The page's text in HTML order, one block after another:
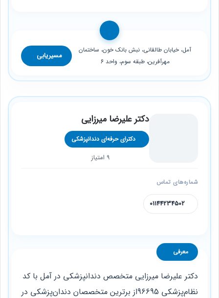
آمل، خیابان طالقانی، نبش بانک خون، ساختمان
مهرآفرین، طبقه سوم، واحد 6
مسیریابی
دکتر علیرضا میرزایی
دکترای حرفه‌ای دندانپزشکی
9 امتیاز
شماره‌های تماس
01144234502
معرفی
دکتر علیرضا میرزایی متخصص دندانپزشکی در آمل با کد
نظام‌پزشکی 96695از برترین متخصصان دندان‌پزشکی در